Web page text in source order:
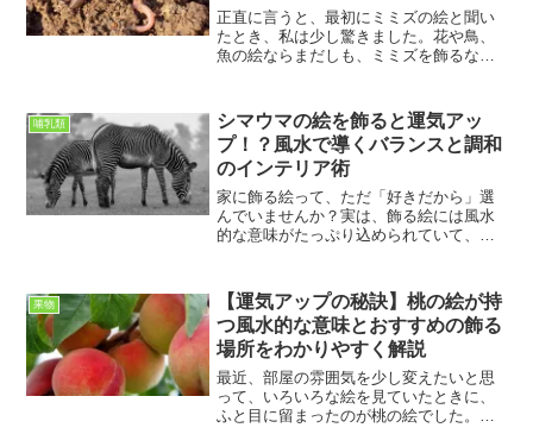
正直に言うと、最初にミミズの絵と聞い
たとき、私は少し驚きました。花や鳥、
魚の絵ならまだしも、ミミズを飾るなん
いくうちに考えが大きく変わりました。
ミミズは見た目こそ地味で...
哺乳類
シマウマの絵を飾ると運気アッ
プ！？風水で導くバランスと調和
のインテリア術
家に飾る絵って、ただ「好きだから」選
んでいませんか？実は、飾る絵には風水
的な意味がたっぷり込められていて、う
年前まで、ただ「モノトーンでオシャレ
だから」という理由でシマ...
果物
【運気アップの秘訣】桃の絵が持
つ風水的な意味とおすすめの飾る
場所をわかりやすく解説
最近、部屋の雰囲気を少し変えたいと思
って、いろいろな絵を見ていたときに、
ふと目に留まったのが桃の絵でした。や